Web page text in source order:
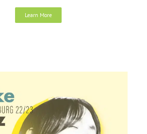
Learn More